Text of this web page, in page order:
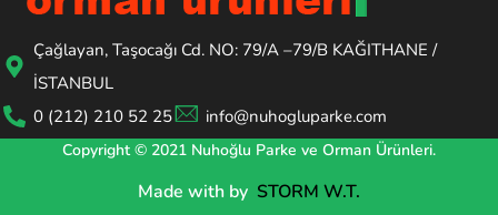
Çağlayan, Taşocağı Cd. NO: 79/A –79/B KAĞITHANE /
İSTANBUL
0 (212) 210 52 25
info@nuhogluparke.com
Made with by STORM W.T.
Copyright © 2021 Nuhoğlu Parke ve Orman Ürünleri.